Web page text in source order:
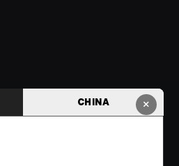
×
CHINA